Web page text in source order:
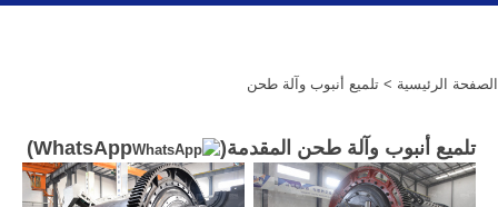
الصفحة الرئيسية > تلميع أنبوب وآلة طحن
تلميع أنبوب وآلة طحن المقدمة( WhatsApp
)